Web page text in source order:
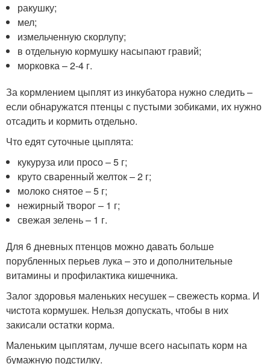
ракушку;
мел;
измельченную скорлупу;
в отдельную кормушку насыпают гравий;
морковка – 2-4 г.
За кормлением цыплят из инкубатора нужно следить –
если обнаружатся птенцы с пустыми зобиками, их нужно
отсадить и кормить отдельно.
Что едят суточные цыплята:
кукуруза или просо – 5 г;
круто сваренный желток – 2 г;
молоко снятое – 5 г;
нежирный творог – 1 г;
свежая зелень – 1 г.
Для 6 дневных птенцов можно давать больше
порубленных перьев лука – это и дополнительные
витамины и профилактика кишечника.
Залог здоровья маленьких несушек – свежесть корма. И
чистота кормушек. Нельзя допускать, чтобы в них
закисали остатки корма.
Маленьким цыплятам, лучше всего насыпать корм на
бумажную подстилку.